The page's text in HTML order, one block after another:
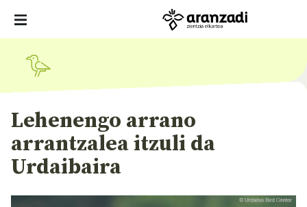
Lehenengo arrano
arrantzalea itzuli da
Urdaibaira